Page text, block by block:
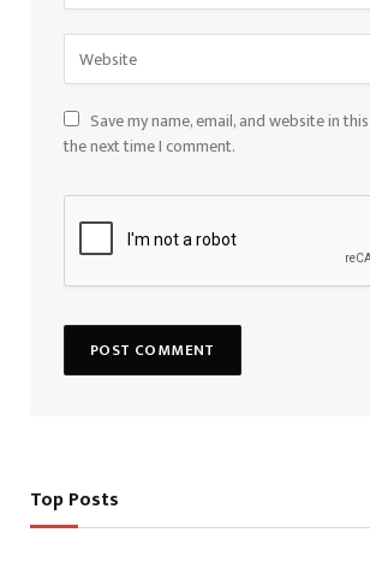
Save my name, email, and website in
the next time I comment.
Top Posts